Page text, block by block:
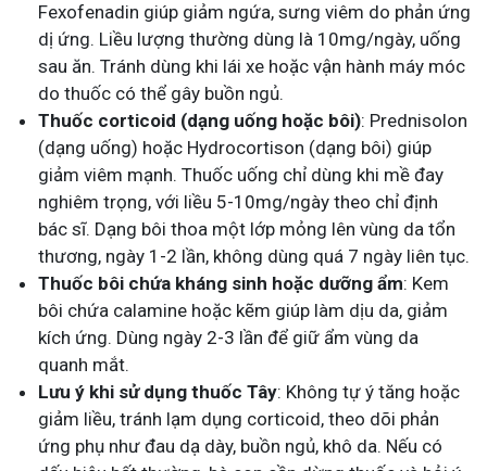
Fexofenadin giúp giảm ngứa, sưng viêm do phản ứng
dị ứng. Liều lượng thường dùng là 10mg/ngày, uống
sau ăn. Tránh dùng khi lái xe hoặc vận hành máy móc
do thuốc có thể gây buồn ngủ.
Thuốc corticoid (dạng uống hoặc bôi): Prednisolon
(dạng uống) hoặc Hydrocortison (dạng bôi) giúp
giảm viêm mạnh. Thuốc uống chỉ dùng khi mề đay
nghiêm trọng, với liều 5-10mg/ngày theo chỉ định
bác sĩ. Dạng bôi thoa một lớp mỏng lên vùng da tổn
thương, ngày 1-2 lần, không dùng quá 7 ngày liên tục.
Thuốc bôi chứa kháng sinh hoặc dưỡng ẩm: Kem
bôi chứa calamine hoặc kẽm giúp làm dịu da, giảm
kích ứng. Dùng ngày 2-3 lần để giữ ẩm vùng da
quanh mắt.
Lưu ý khi sử dụng thuốc Tây: Không tự ý tăng hoặc
giảm liều, tránh lạm dụng corticoid, theo dõi phản
ứng phụ như đau dạ dày, buồn ngủ, khô da. Nếu có